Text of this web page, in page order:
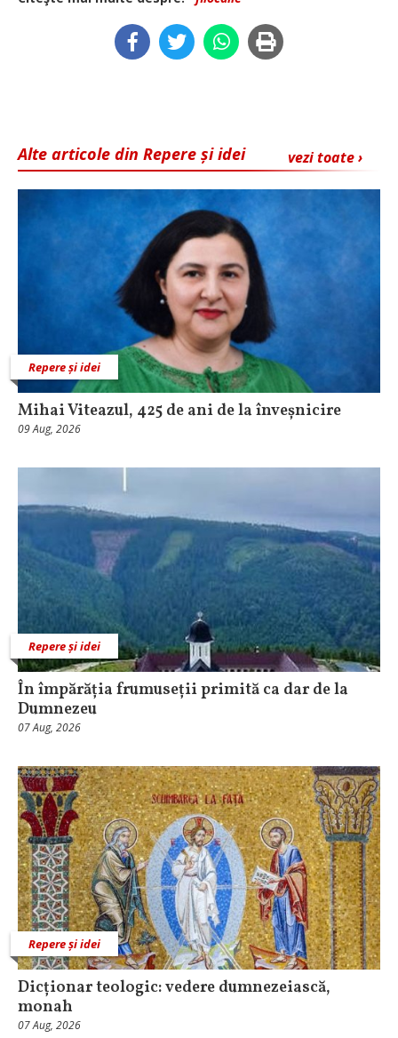
vezi toate ›
Alte articole din Repere și idei
Repere și idei
Mihai Viteazul, 425 de ani de la înveșnicire
09 Aug, 2026
Repere și idei
În împărăția frumuseții primită ca dar de la
Dumnezeu
07 Aug, 2026
Repere și idei
Dicționar teologic: vedere dumnezeiască,
monah
07 Aug, 2026